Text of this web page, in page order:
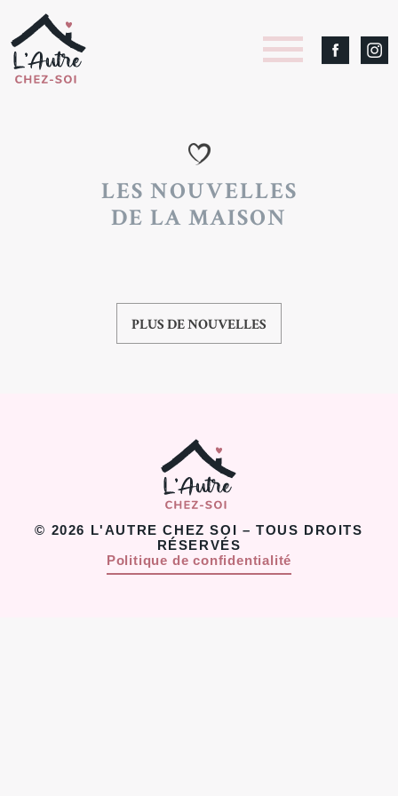
LES NOUVELLES
DE LA MAISON
PLUS DE NOUVELLES
© 2026 L'AUTRE CHEZ SOI – TOUS DROITS
RÉSERVÉS
Politique de confidentialité